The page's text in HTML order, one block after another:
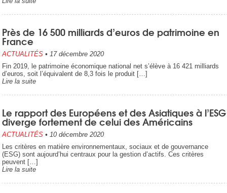
Près de 16 500 milliards d’euros de patrimoine en
France
ACTUALITÉS • 17 décembre 2020
Fin 2019, le patrimoine économique national net s’élève à 16 421 milliards
d’euros, soit l’équivalent de 8,3 fois le produit […]
Lire la suite
Le rapport des Européens et des Asiatiques à l’ESG
diverge fortement de celui des Américains
ACTUALITÉS • 10 décembre 2020
Les critères en matière environnementaux, sociaux et de gouvernance
(ESG) sont aujourd’hui centraux pour la gestion d’actifs. Ces critères
peuvent […]
Lire la suite